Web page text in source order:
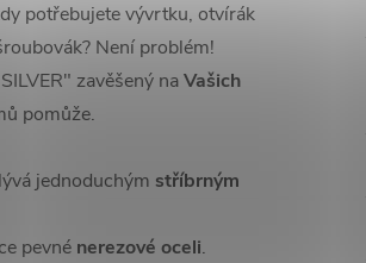
potřebujete vývrtku, otvírák
Není problém!
zavěšený naVašich
pomůže.
jednoduchým stříbrným
pevné nerezové oceli.